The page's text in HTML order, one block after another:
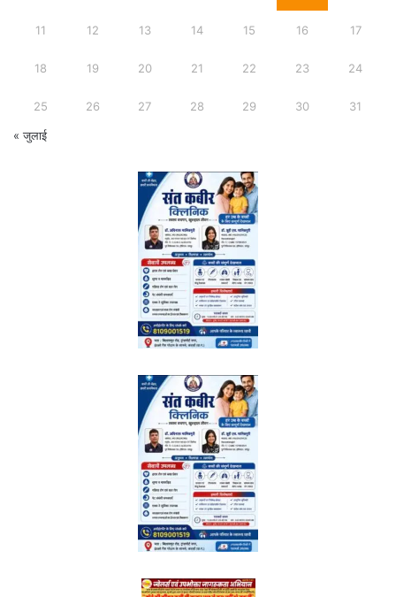
11 12 13 14 15 16 17
18 19 20 21 22 23 24
25 26 27 28 29 30 31
« जुलाई